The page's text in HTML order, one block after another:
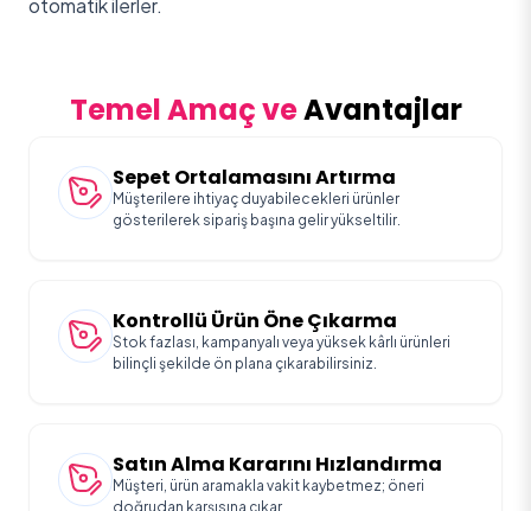
otomatik ilerler.
Temel Amaç veAvantajlar
Sepet Ortalamasını Artırma
Müşterilere ihtiyaç duyabilecekleri ürünler
gösterilerek sipariş başına gelir yükseltilir.
Kontrollü Ürün Öne Çıkarma
Stok fazlası, kampanyalı veya yüksek kârlı ürünleri
bilinçli şekilde ön plana çıkarabilirsiniz.
Satın Alma Kararını Hızlandırma
Müşteri, ürün aramakla vakit kaybetmez; öneri
doğrudan karşısına çıkar.